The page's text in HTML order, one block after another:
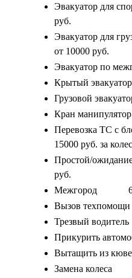
Эвакуатор для
руб.
Эвакуатор для
от 10000 руб.
Эвакуатор по
Крытый эвакуатор
Грузовой
Кран манипулятор
Перевозка ТС с
15000 руб. за
Простой/
руб.
Межгород
Вызов техпомощи
Трезвый водитель
Прикурить
Вытащить из
Замена колеса